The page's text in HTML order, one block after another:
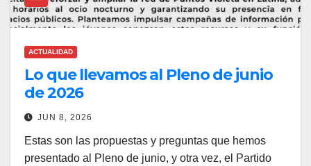
ACTUALIDAD
Lo que llevamos al Pleno de junio
de 2026
JUN 8, 2026
Estas son las propuestas y preguntas que hemos
presentado al Pleno de junio, y otra vez, el Partido